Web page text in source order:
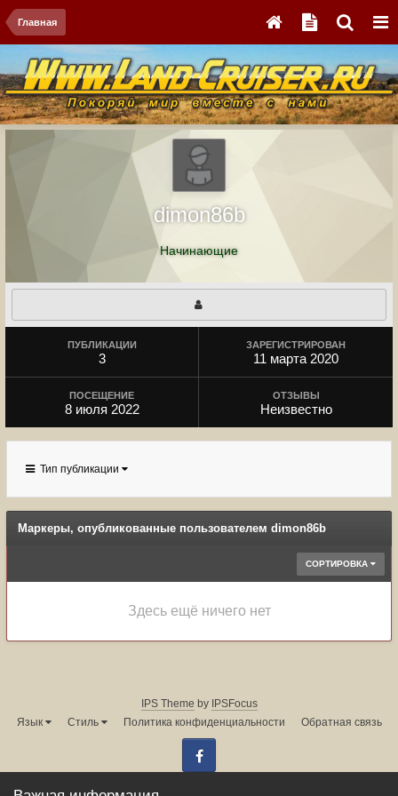
Главная
dimon86b
Начинающие
ПУБЛИКАЦИИ
3
ЗАРЕГИСТРИРОВАН
11 марта 2020
ПОСЕЩЕНИЕ
8 июля 2022
ОТЗЫВЫ
Неизвестно
Тип публикации
Маркеры, опубликованные пользователем dimon86b
СОРТИРОВКА
Здесь ещё ничего нет
IPS Theme by IPSFocus
Язык
Стиль Политика конфиденциальности Обратная связь
Администрация форума: